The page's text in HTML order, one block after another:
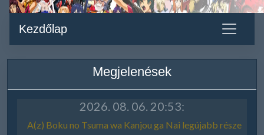
Kezdőlap
Megjelenések